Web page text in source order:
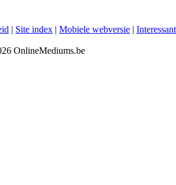
| Site index | Mobiele webversie |
OnlineMediums.be